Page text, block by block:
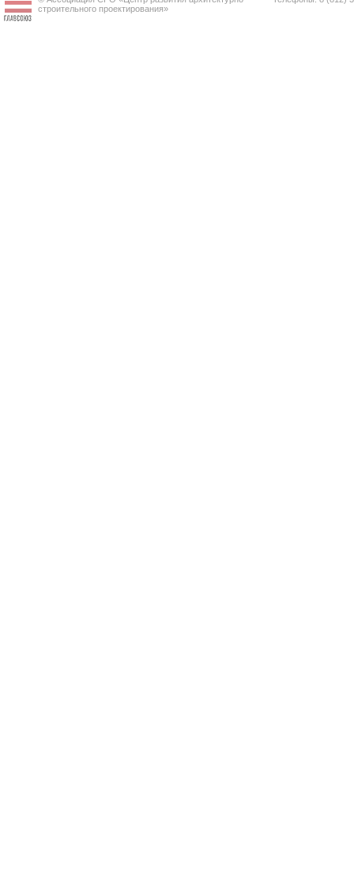
строительного проектирования»